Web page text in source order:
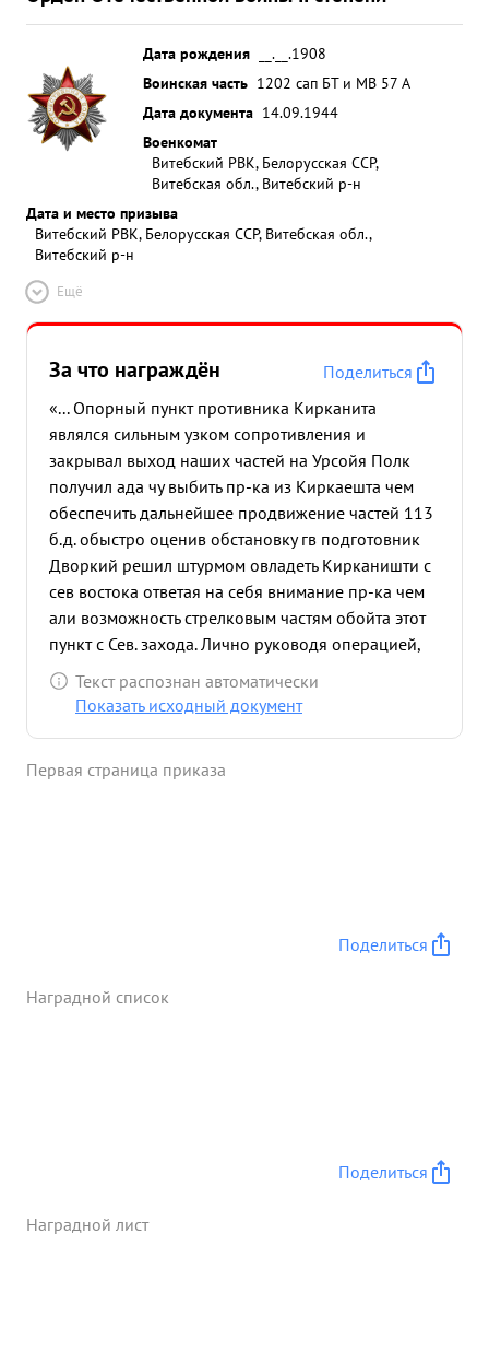
Дата рождения
__.__.1908
Воинская часть 1202 сап БТ и МВ 57 А
Дата документа 14.09.1944
Военкомат
Витебский РВК, Белорусская ССР,
Витебская обл., Витебский р-н
Дата и место призыва
Витебский РВК, Белорусская ССР, Витебская обл.,
Витебский р-н
Ещё
За что награждён
Поделиться
«... Опорный пункт противника Кирканита
являлся сильным узком сопротивления и
закрывал выход наших частей на Урсойя Полк
получил ада чу выбить пр-ка из Киркаешта чем
обеспечить дальнейшее продвижение частей 113
б.д. обыстро оценив обстановку гв подготовник
Дворкий решил штурмом овладеть Кирканишти с
сев востока ответая на себя внимание пр-ка чем
али возможность стрелковым частям обойта этот
пункт с Сев. захода. Лично руководя операцией,
находясь на боевой машине гв подполковник
Дворкий самоходные установки на штурм
поставленную задачу выполнил и обеспечил
уничтожено: пулеметов % Л 4, 40 немецких солдат
батарей гв. под полковник Дворкию заслуживает
Текст распознан автоматически
Показать исходный документ
Первая страница приказа
Поделиться
Наградной список
Поделиться
Наградной лист